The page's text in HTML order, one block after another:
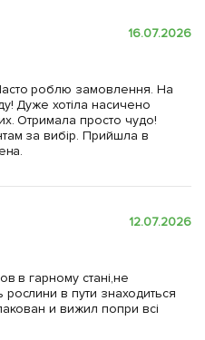
16.07.2026
роблю замовлення. На
Дуже хотіла насичено
Отримала просто чудо!
за вибір. Прийшла в
12.07.2026
в гарному стані,не
в пути знаходиться
и вижил попри всі